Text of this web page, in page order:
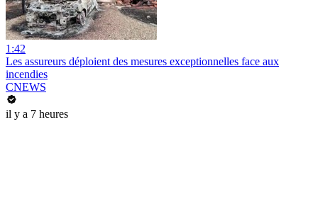
1:42
Les assureurs déploient des mesures exceptionnelles face aux
incendies
CNEWS
il y a 7 heures